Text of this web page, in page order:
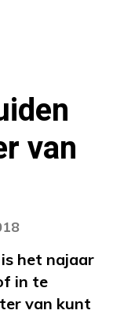
van
het najaar
in te
van kunt